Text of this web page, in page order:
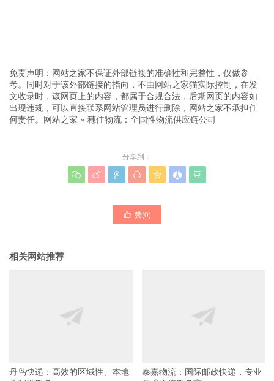
免责声明：网站之家不保证外部链接的准确性和完整性，仅做参
考。同时对于该外部链接的指向，不由网站之家猫实际控制，在发
文收录时，该网页上的内容，都属于合规合法，后期网页的内容如
出现违规，可以直接联系网站管理员进行删除，网站之家不承担任
何责任。 网站之家 » 穗佳物流：全国性物流供应链公司
分享到：
      
 赞(0)
相关网站推荐
丹鸟快递：高效的区域性、本地
泰嘉物流：国际邮政快递，专业